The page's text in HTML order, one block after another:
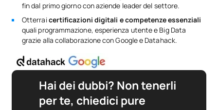
fin dal primo giorno con aziende leader del settore.
Otterraicertificazioni digitali e competenze essenziali
quali programmazione, esperienza utente e Big Data
grazie alla collaborazione con Google e Datahack.
Hai dei dubbi? Non tenerli
per te, chiedici pure